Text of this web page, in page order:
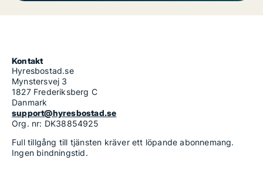
Kontakt
Hyresbostad.se
Mynstersvej 3
1827 Frederiksberg C
Danmark
support@hyresbostad.se
Org. nr: DK38854925
Full tillgång till tjänsten kräver ett löpande abonnemang.
Ingen bindningstid.